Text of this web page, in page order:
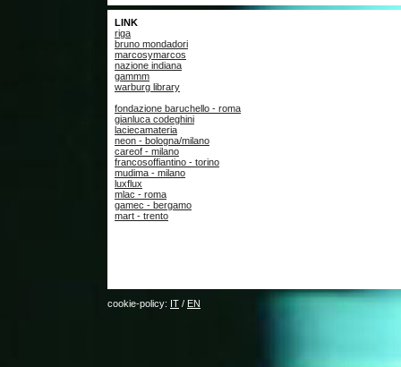
LINK
riga
bruno mondadori
marcosymarcos
nazione indiana
gammm
warburg library
fondazione baruchello - roma
gianluca codeghini
laciecamateria
neon - bologna/milano
careof - milano
francosoffiantino - torino
mudima - milano
luxflux
mlac - roma
gamec - bergamo
mart - trento
cookie-policy: IT / EN